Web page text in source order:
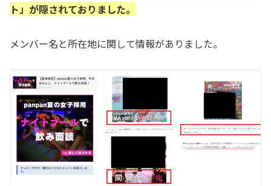
ト」が隠されておりました。
メンバー名と所在地に関して情報がありました。